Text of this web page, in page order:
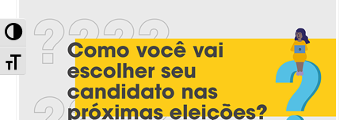
Alternar Alto Contraste
Alternar Tamanho da Fonte